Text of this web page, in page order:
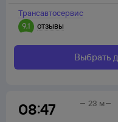
Трансавтосервис
9,1
отзывы
Выбрать
08:47 23 м